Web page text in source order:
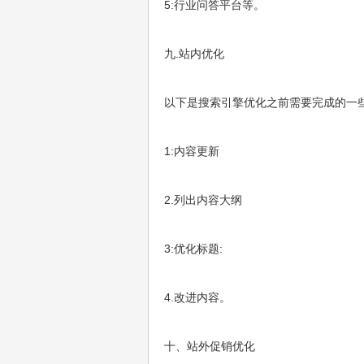
5:行业问答平台等。
九.站内优化
以下是搜索引擎优化之前需要完成的一
1:内容更新
2.列出内容大纲
3:优化标题:
4.改进内容。
十、站外促销优化